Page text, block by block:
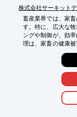
株式会社サーキット
畜産業界では、家
す。特に、広大な
ングや制御が、効
理は、家畜の健康
す。当社の
からの信号を確実
【活用シーン】
・牛舎や豚舎の換
・放牧地のゲート開